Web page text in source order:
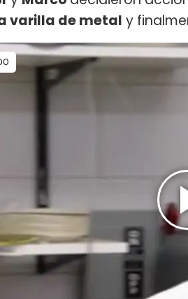
varilla de metal y